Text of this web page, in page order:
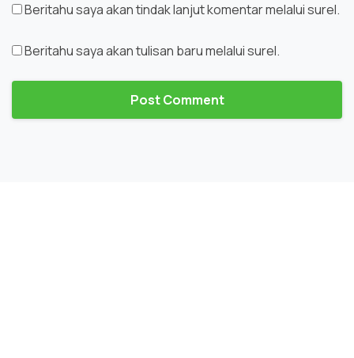
Beritahu saya akan tindak lanjut komentar melalui surel.
Beritahu saya akan tulisan baru melalui surel.